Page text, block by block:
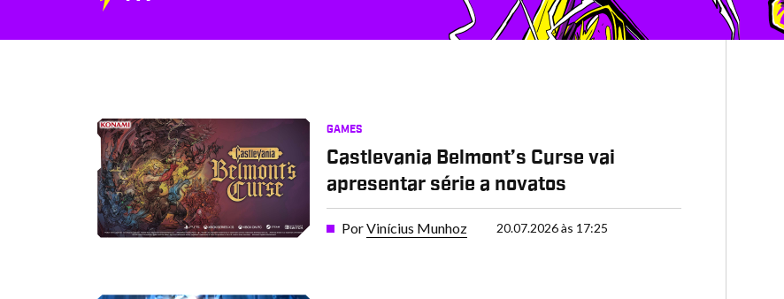
GAMES
Castlevania Belmont’s Curse vai
apresentar série a novatos
PorVinícius Munhoz 20.07.2026 às 17:25